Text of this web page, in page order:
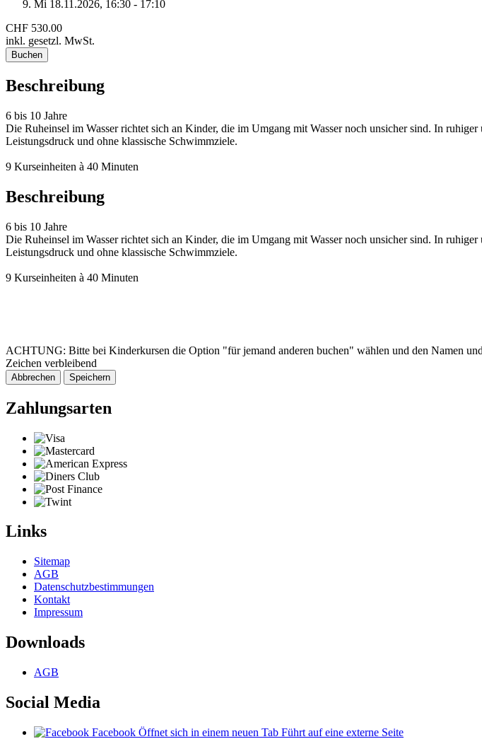
Mi 18.11.2026, 16:30 - 17:10
CHF 530.00
inkl. gesetzl. MwSt.
Buchen
Beschreibung
6 bis 10 Jahre
Die Ruheinsel im Wasser richtet sich an Kinder, die im Umgang mit Wasser noch unsicher sind. In
Leistungsdruck und ohne klassische Schwimmziele.
9 Kurseinheiten à 40 Minuten
Beschreibung
6 bis 10 Jahre
Die Ruheinsel im Wasser richtet sich an Kinder, die im Umgang mit Wasser noch unsicher sind. In
Leistungsdruck und ohne klassische Schwimmziele.
9 Kurseinheiten à 40 Minuten
ACHTUNG: Bitte bei Kinderkursen die Option "für jemand anderen buchen" wählen und den Namen
Zeichen verbleibend
Abbrechen Speichern
Zahlungsarten
Links
Sitemap
AGB
Datenschutzbestimmungen
Kontakt
Impressum
Downloads
AGB
Social Media
Facebook Öffnet sich in einem neuen Tab Führt auf eine externe Seite